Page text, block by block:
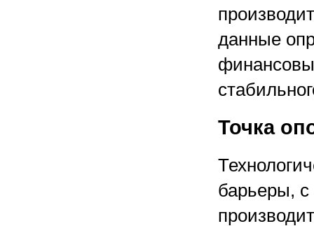
данные
Точка
барьеры, с